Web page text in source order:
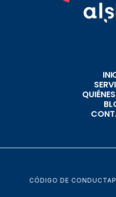
CÓDIGO DE CONDUCTA